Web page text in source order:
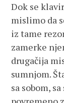
Dok se
mislimo da
iz tame
zamerke
drugačija
sumnjom.
sa sobom,